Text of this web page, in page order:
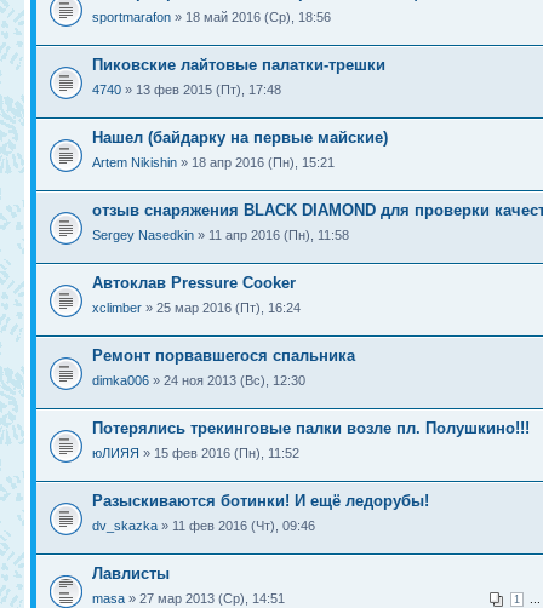
sportmarafon » 18 май 2016 (Ср), 18:56
Пиковские лайтовые палатки-трешки
4740 » 13 фев 2015 (Пт), 17:48
Нашел (байдарку на первые майские)
Artem Nikishin » 18 апр 2016 (Пн), 15:21
отзыв снаряжения BLACK DIAMOND для проверки
Sergey Nasedkin » 11 апр 2016 (Пн), 11:58
Автоклав Pressure Cooker
xclimber » 25 мар 2016 (Пт), 16:24
Ремонт порвавшегося спальника
dimka006 » 24 ноя 2013 (Вс), 12:30
Потерялись трекинговые палки возле пл. Полушкино!!!
юЛИЯЯ » 15 фев 2016 (Пн), 11:52
Разыскиваются ботинки! И ещё ледорубы!
dv_skazka » 11 фев 2016 (Чт), 09:46
Лавлисты
1
masa » 27 мар 2013 (Ср), 14:51